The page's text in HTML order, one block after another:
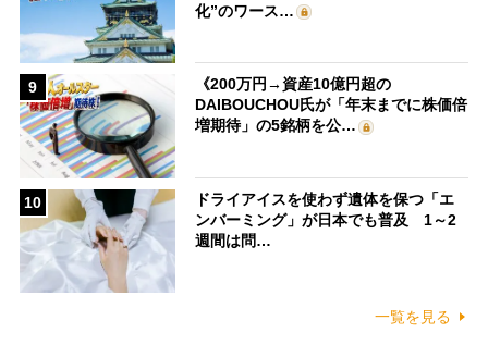
化”のワース…
9
《200万円→資産10億円超の
DAIBOUCHOU氏が「年末までに株価倍
増期待」の5銘柄を公…
10
ドライアイスを使わず遺体を保つ「エ
ンバーミング」が日本でも普及 1～2
週間は問…
一覧を見る